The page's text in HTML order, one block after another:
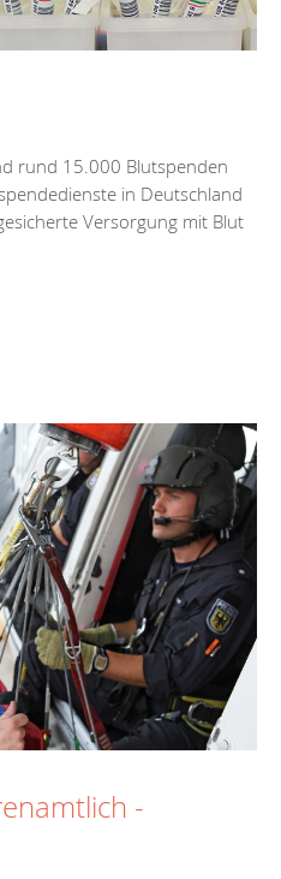
rund 15.000 Blutspenden
in Deutschland
Versorgung mit Blut
-